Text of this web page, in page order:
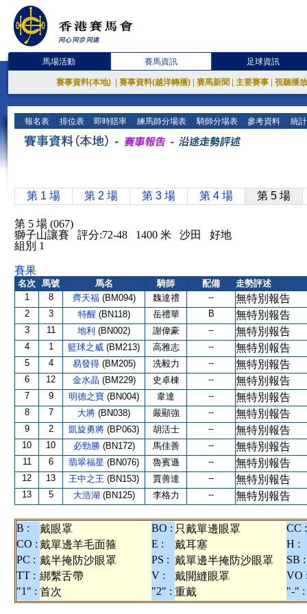
馬場活動 賽馬資訊 足球資訊
賽事資料(本地) 賽事資料(越洋轉播) 賽馬新聞 主要賽事 視聽播
報名表 排位表 即時賠率 練馬師分場表 騎師分場表 參考資料 統
第 1 場 第 2 場 第 3 場 第 4 場 第 5 場
第 5 場 (067)
獅子山讓賽 評分:72-48 1400 米 沙田 好地
組別 1
賽果
名次 馬號 馬名 騎師 配備
走勢評述
1
8 齊天福 (BM094) 魏達禮 -- 無特別報告
2 3 特醒 (BN118) 岳禮華 B 無特別報告
3 11 地利 (BN002) 謝偉豪 -- 無特別報告
4 1 籃球之威 (BM213) 高雅志 -- 無特別報告
5 4 易發得 (BM205) 冼毅力 -- 無特別報告
6 12 金水晶 (BM229) 史卓棟 -- 無特別報告
7 9 明德之寶 (BN004) 韋達 -- 無特別報告
8 7 大將 (BN038) 嚴顯強 -- 無特別報告
9 2 凱旋勇將 (BP063) 胡活士 -- 無特別報告
10 10 必勁勝 (BN172) 馬佳善 -- 無特別報告
11 6 翡翠福星 (BN076) 魯賓遜 -- 無特別報告
12 13 王中之王 (BN153) 賈善達 -- 無特別報告
13 5 大浩湖 (BN125) 李格力 -- 無特別報告
B : 戴眼罩 BO : 只戴單邊眼罩
CC :
CO : 戴單邊羊毛面箍 E : 戴耳塞
H :
PC : 戴半掩防沙眼罩 PS : 戴單邊半掩防沙眼罩
SB :
TT : 綁繫舌帶 V : 戴開縫眼罩
VO
"1" : 首次 "2" : 重戴 "-" :